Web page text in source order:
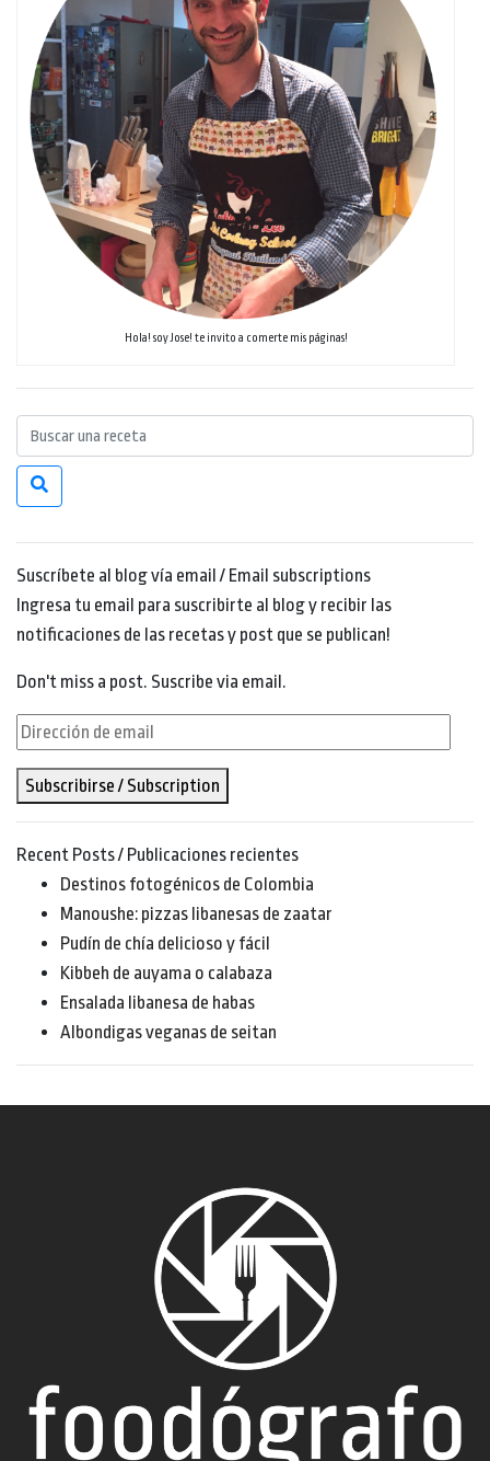
Hola! soy Jose! te invito a comerte mis páginas!
Suscríbete al blog vía email / Email subscriptions
Ingresa tu email para suscribirte al blog y recibir las
notificaciones de las recetas y post que se publican!
Don't miss a post. Suscribe via email.
Dirección
email
Subscribirse / Subscription
Recent Posts / Publicaciones recientes
Destinos fotogénicos de Colombia
Manoushe: pizzas libanesas de zaatar
Pudín de chía delicioso y fácil
Kibbeh de auyama o calabaza
Ensalada libanesa de habas
Albondigas veganas de seitan